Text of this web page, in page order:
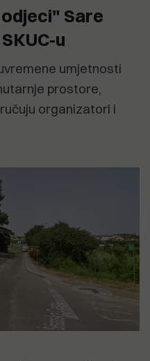
Sare
u
umjetnosti
prostore,
organizatori i